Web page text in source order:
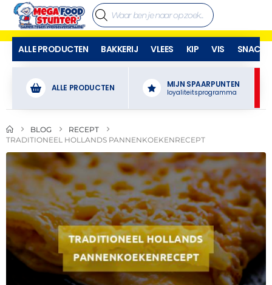
ALLE PRODUCTEN BAKKERIJ VLEES KIP VIS SNACKS
ALLE PRODUCTEN MIJN SPAARPUNTEN
loyaliteitsprogramma
BLOG
RECEPT
TRADITIONEEL HOLLANDS PANNENKOEKENRECEPT